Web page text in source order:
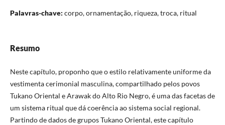
Palavras-chave: corpo, ornamentação, riqueza, troca, ritual
Resumo
Neste capítulo, proponho que o estilo relativamente uniforme da
vestimenta cerimonial masculina, compartilhado pelos povos
Tukano Oriental e Arawak do Alto Rio Negro, é uma das facetas de
um sistema ritual que dá coerência ao sistema social regional.
Partindo de dados de grupos Tukano Oriental, este capítulo